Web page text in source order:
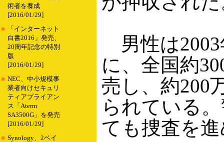
術者を養成
[2016/01/29]
■
「インターネット
白書2016」発売、
20周年記念の特別
版
[2016/01/29]
■ NEC、中小規模事
業者向けセキュリ
ティアプライアン
ス「Aterm
SA3500G」を発売
[2016/01/29]
■ Synology、2ベイ
男性は2003
に、全国約
売し、約200
られている
ても捜査を